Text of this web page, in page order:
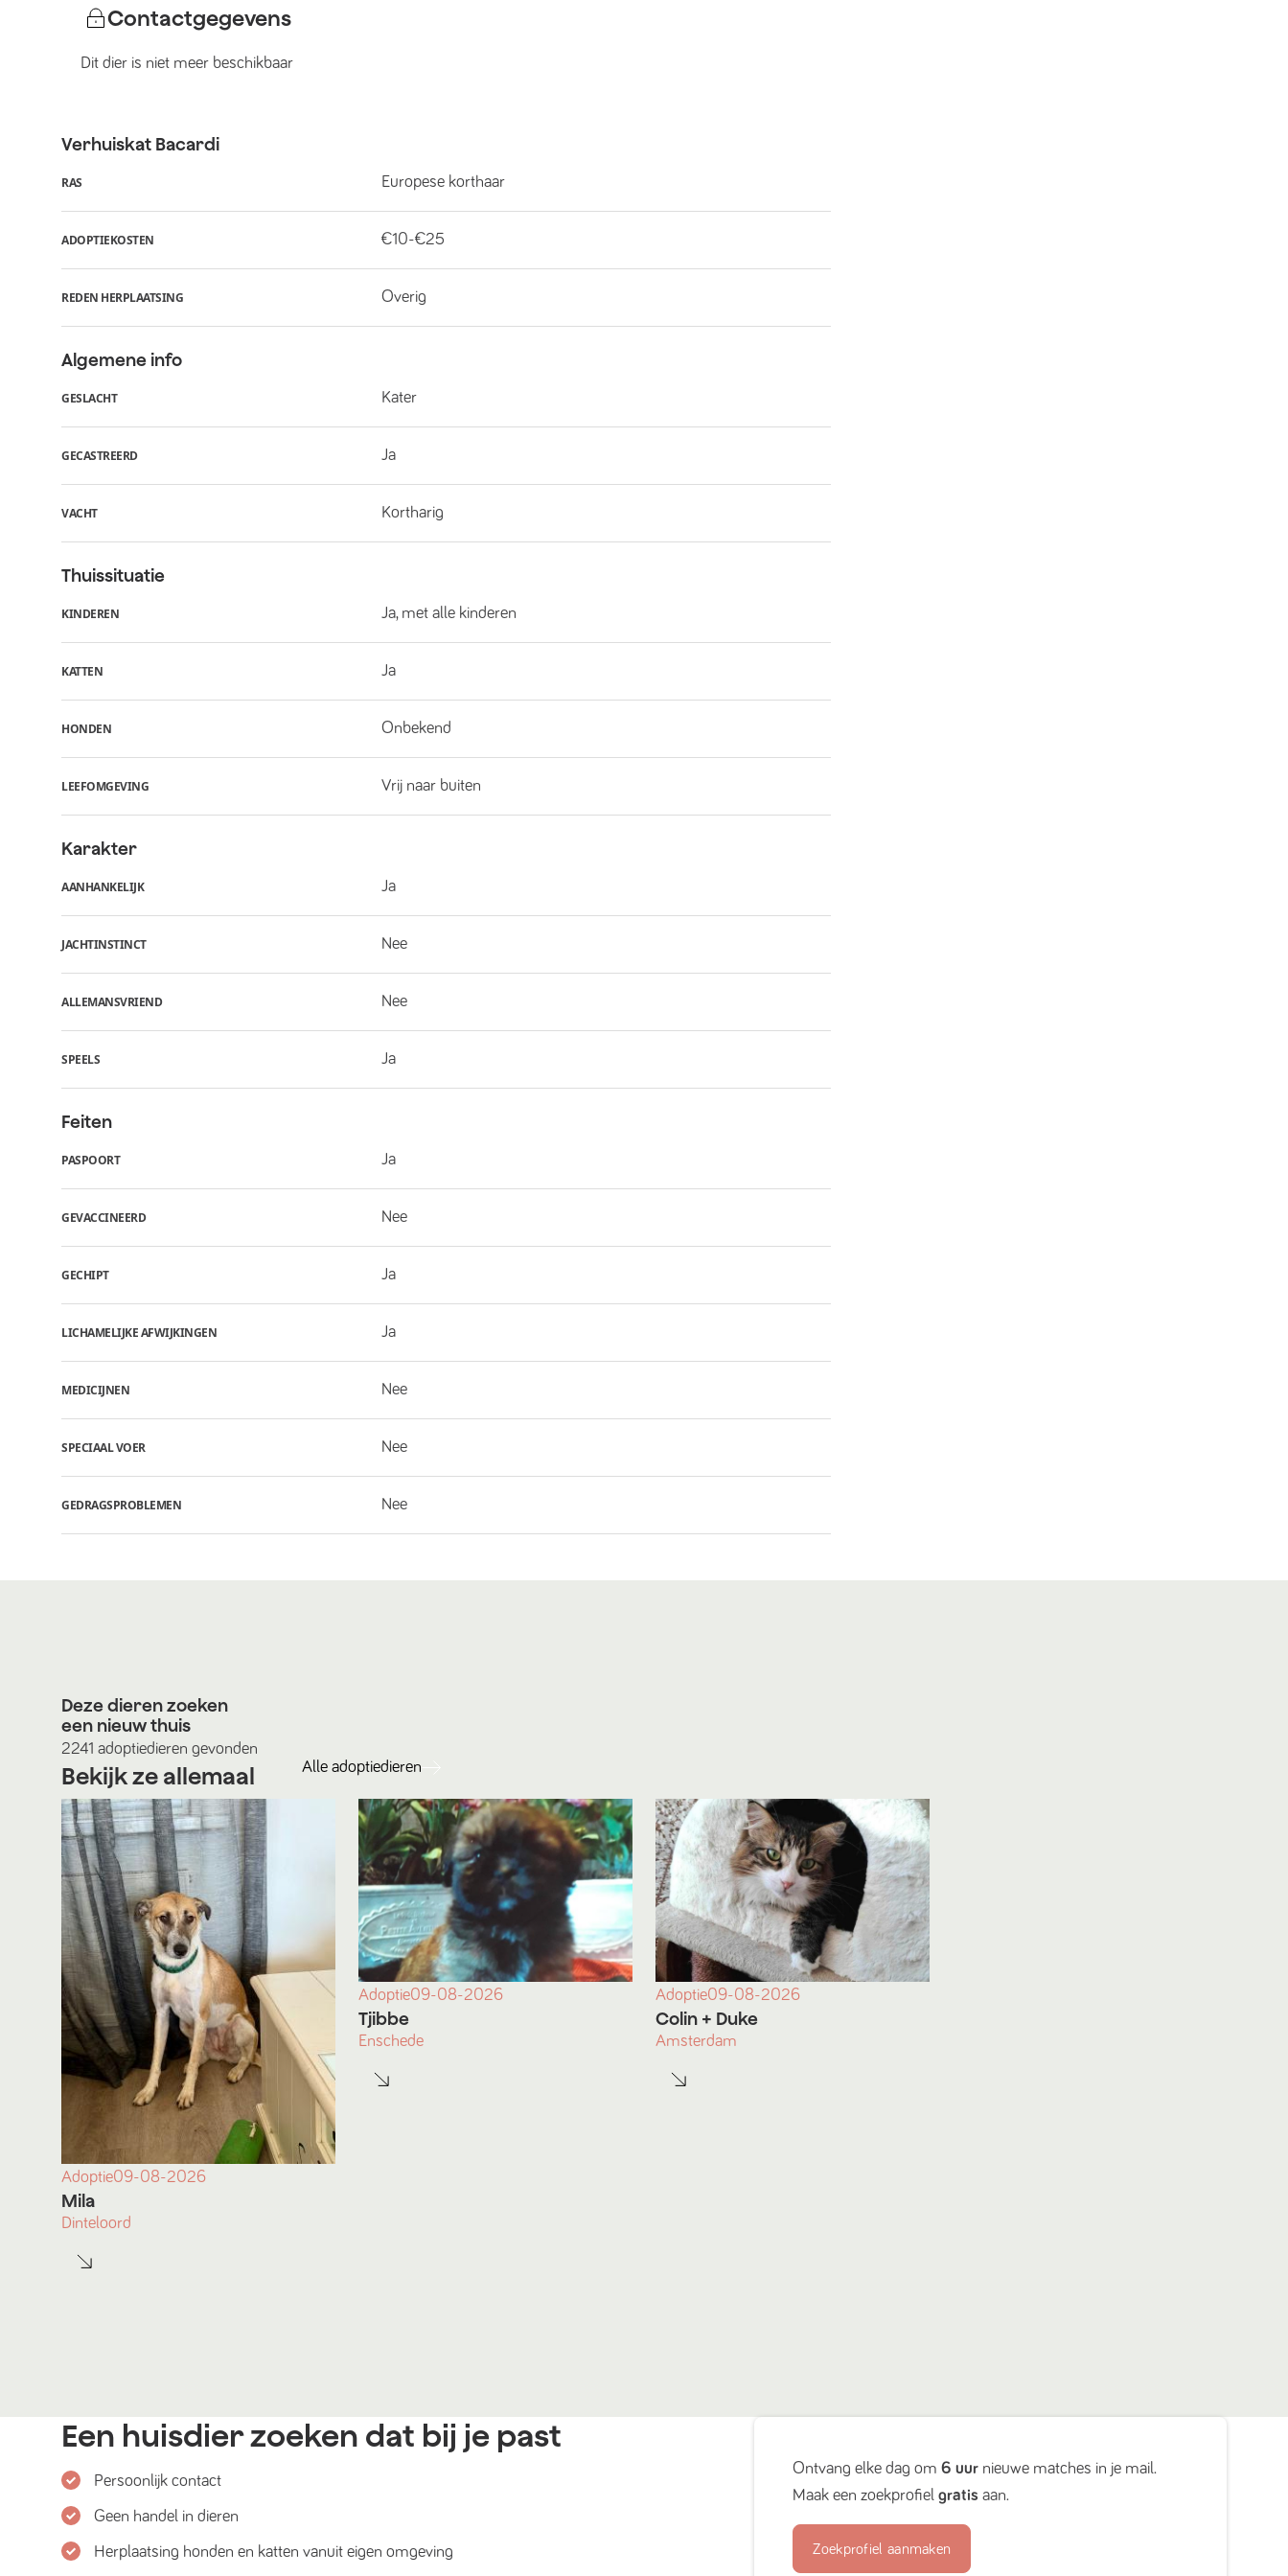
Contactgegevens
Dit dier is niet meer beschikbaar
Verhuiskat Bacardi
RAS Europese korthaar
ADOPTIEKOSTEN €10-€25
REDEN HERPLAATSING Overig
Algemene info
GESLACHT Kater
GECASTREERD Ja
VACHT Kortharig
Thuissituatie
KINDEREN Ja, met alle kinderen
KATTEN Ja
HONDEN Onbekend
LEEFOMGEVING Vrij naar buiten
Karakter
AANHANKELIJK Ja
JACHTINSTINCT Nee
ALLEMANSVRIEND Nee
SPEELS Ja
Feiten
PASPOORT Ja
GEVACCINEERD Nee
GECHIPT Ja
LICHAMELIJKE AFWIJKINGEN Ja
MEDICIJNEN Nee
SPECIAAL VOER Nee
GEDRAGSPROBLEMEN Nee
Deze dieren zoeken
een nieuw thuis
2241 adoptiedieren gevonden
Bekijk ze allemaal Alle adoptiedieren
Adoptie09-08-2026
Mila
Dinteloord
Adoptie09-08-2026
Tjibbe
Enschede
Adoptie09-08-2026
Colin + Duke
Amsterdam
Een huisdier zoeken dat bij je past
Persoonlijk contact
Geen handel in dieren
Herplaatsing honden en katten vanuit eigen omgeving
Ontvang elke dag om6 uur nieuwe matches in je mail.
Maak een zoekprofielgratis aan.
Zoekprofiel aanmaken